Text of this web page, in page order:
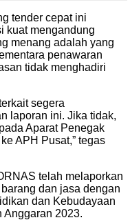
tender cepat ini
kuat mengandung
menang adalah yang
penawaran
tidak menghadiri
segera
laporan ini. Jika tidak,
Aparat Penegak
APH Pusat,” tegas
telah melaporkan
dan jasa dengan
dan Kebudayaan
Anggaran 2023.